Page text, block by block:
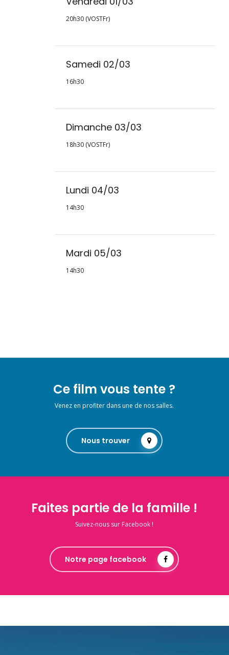
20h30 (VOSTFr)
Samedi 02/03
16h30
Dimanche 03/03
18h30 (VOSTFr)
Lundi 04/03
14h30
Mardi 05/03
14h30
Ce film vous tente ?
Venez en profiter dans une de nos salles.
Nous trouver
Faites partie de la famille !
Suivez-nous sur Facebook !
Notre page facebook